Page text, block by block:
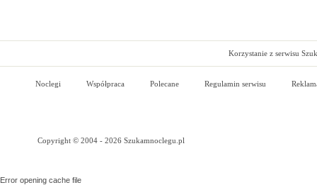
Korzystanie z serwisu
Noclegi Współpraca Polecane Regulamin serwisu
Copyright © 2004 - 2026 Szukamnoclegu.pl
Error opening cache file